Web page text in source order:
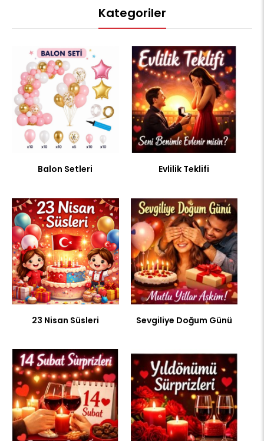
Kategoriler
Balon Setleri Evlilik Teklifi
23 Nisan Süsleri Sevgiliye Doğum Günü